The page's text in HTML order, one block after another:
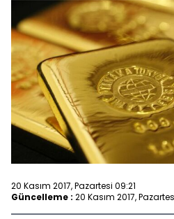
20 Kasım 2017, Pazartesi 09:21
Güncelleme : 20 Kasım 2017,